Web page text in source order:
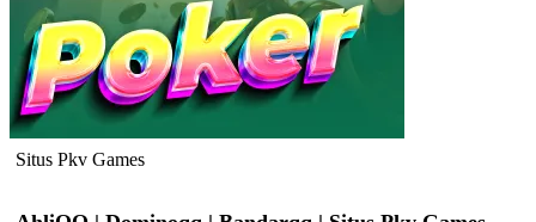
Situs Pkv Games